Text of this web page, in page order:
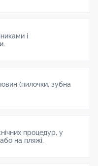
і
(пилочки, зубна
процедур, у
або на пляжі.